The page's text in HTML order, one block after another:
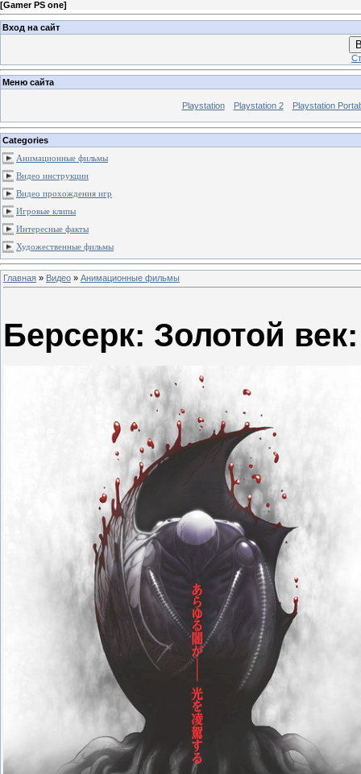
[Gamer PS one]
Вход на сайт
Меню сайта
Playstation Playstation 2 Playstation
Categories
Анимационные фильмы
Видео инструкции
Видео прохождения игр
Игровые клипы
Интересные факты
Художественные фильмы
Главная » Видео » Анимационные фильмы
Берсерк: Золотой